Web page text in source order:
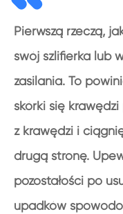
Pierwszą rzeczą,
swój szlifierka lub
zasilania. To
skórki się
z krawędzi i
drugą stronę.
pozostałości po
upadków